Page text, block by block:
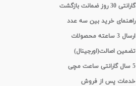
گارانتی 30 روز ضمانت بازگشت
راهنمای خرید بین سه عدد
ارسال 3 ساعته محصولات
تضمین اصالت(اورجینال)
5 سال گارانتی ساعت مچی
خدمات پس از فروش